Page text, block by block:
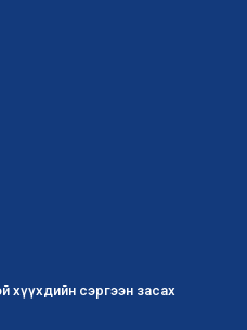
хүүхдийн сэргээн засах